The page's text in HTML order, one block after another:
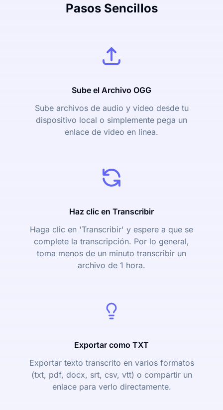
Pasos Sencillos
Sube el Archivo OGG
Sube archivos de audio y video desde tu
dispositivo local o simplemente pega un
enlace de video en línea.
Haz clic en Transcribir
Haga clic en 'Transcribir' y espere a que se
complete la transcripción. Por lo general,
toma menos de un minuto transcribir un
archivo de 1 hora.
Exportar como TXT
Exportar texto transcrito en varios formatos
(txt, pdf, docx, srt, csv, vtt) o compartir un
enlace para verlo directamente.